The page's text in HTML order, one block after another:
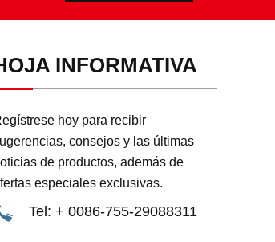
INFORMATIVA
hoy para recibir
consejos y las últimas
de productos, además de
especiales exclusivas.
Tel: + 0086-755-29088311